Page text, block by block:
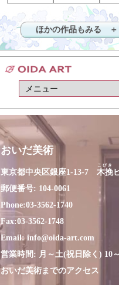
ほかの作品もみる ＋
おいだ美術
東京都中央区銀座1-13-7 木挽
こびき
郵便番号: 104-0061
Phone:03-3562-1740
Fax:03-3562-1748
Email: info@oida-art.com
営業時間: 月～土(祝日除く) 10
おいだ美術までのアクセス